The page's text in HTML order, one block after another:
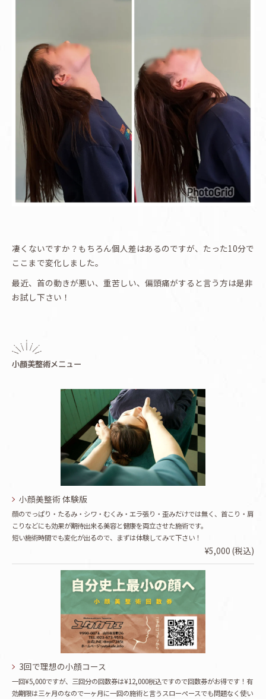
凄くないですか？もちろん個人差はあるのですが、たった10分で
ここまで変化しました。
最近、首の動きが悪い、重苦しい、偏頭痛がすると言う方は是非
お試し下さい！
小顔美整術メニュー
小顔美整術 体験版
顔のでっぱり・たるみ・シワ・むくみ・エラ張り・歪みだけでは無く、首こり・肩
こりなどにも効果が期待出来る美容と健康を両立させた施術です。
短い施術時間でも変化が出るので、まずは体験してみて下さい！
¥5,000 (税込)
3回で理想の小顔コース
一回¥5,000ですが、三回分の回数券は¥12,000税込ですので回数券がお得です！有
効期限は三ヶ月のなので一ヶ月に一回の施術と言うスローペースでも問題なく使い